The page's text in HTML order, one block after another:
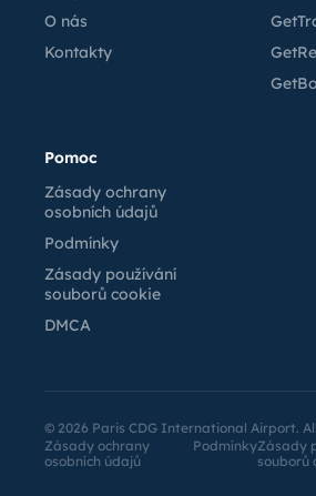
O nás
Kontakty
Pomoc
Zásady ochrany
osobních údajů
Podmínky
Zásady používání
souborů cookie
DMCA
© 2026 Paris CDG International Airport.
Zásady ochrany
osobních údajů
PodmínkyZásady
souborů